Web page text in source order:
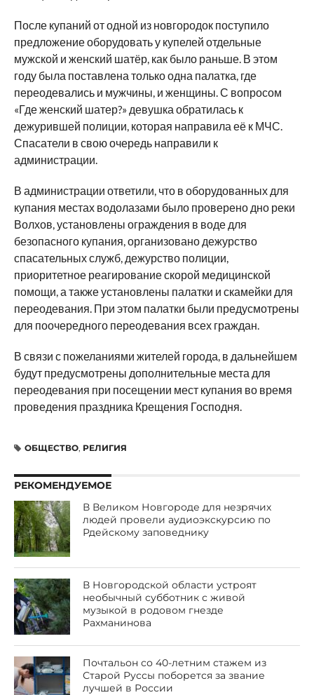
После купаний от одной из новгородок поступило
предложение оборудовать у купелей отдельные
мужской и женский шатёр, как было раньше. В этом
году была поставлена только одна палатка, где
переодевались и мужчины, и женщины. С вопросом
«Где женский шатер?» девушка обратилась к
дежурившей полиции, которая направила её к МЧС.
Спасатели в свою очередь направили к
администрации.
В администрации ответили, что в оборудованных для
купания местах водолазами было проверено дно реки
Волхов, установлены ограждения в воде для
безопасного купания, организовано дежурство
спасательных служб, дежурство полиции,
приоритетное реагирование скорой медицинской
помощи, а также установлены палатки и скамейки для
переодевания. При этом палатки были предусмотрены
для поочередного переодевания всех граждан.
В связи с пожеланиями жителей города, в дальнейшем
будут предусмотрены дополнительные места для
переодевания при посещении мест купания во время
проведения праздника Крещения Господня.
ОБЩЕСТВО, РЕЛИГИЯ
РЕКОМЕНДУЕМОЕ
В Великом Новгороде для незрячих
людей провели аудиоэкскурсию по
Рдейскому заповеднику
В Новгородской области устроят
необычный субботник с живой
музыкой в родовом гнезде
Рахманинова
Почтальон со 40-летним стажем из
Старой Руссы поборется за звание
лучшей в России